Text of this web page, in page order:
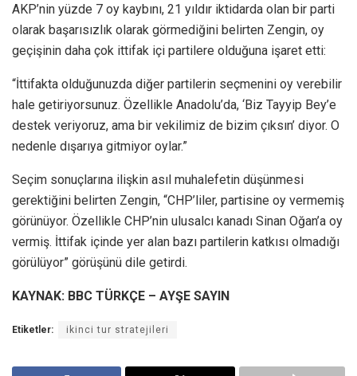
AKP’nin yüzde 7 oy kaybını, 21 yıldır iktidarda olan bir parti
olarak başarısızlık olarak görmediğini belirten Zengin, oy
geçişinin daha çok ittifak içi partilere olduğuna işaret etti:
“İttifakta olduğunuzda diğer partilerin seçmenini oy verebilir
hale getiriyorsunuz. Özellikle Anadolu’da, ‘Biz Tayyip Bey’e
destek veriyoruz, ama bir vekilimiz de bizim çıksın’ diyor. O
nedenle dışarıya gitmiyor oylar.”
Seçim sonuçlarına ilişkin asıl muhalefetin düşünmesi
gerektiğini belirten Zengin, “CHP’liler, partisine oy vermemiş
görünüyor. Özellikle CHP’nin ulusalcı kanadı Sinan Oğan’a oy
vermiş. İttifak içinde yer alan bazı partilerin katkısı olmadığı
görülüyor” görüşünü dile getirdi.
KAYNAK: BBC TÜRKÇE – AYŞE SAYIN
Etiketler: ikinci tur stratejileri